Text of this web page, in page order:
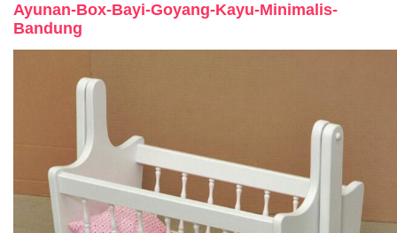
Ayunan-Box-Bayi-Goyang-Kayu-Minimalis-
Bandung